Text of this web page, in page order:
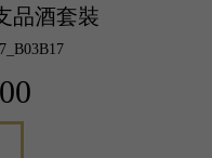
品酒套裝